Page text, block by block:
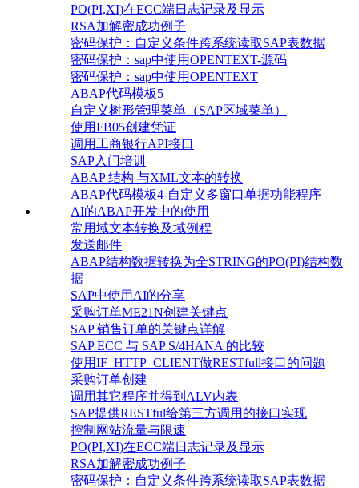
PO(PI,XI)在ECC端日志记录及显示
RSA加解密成功例子
密码保护：自定义条件跨系统读取SAP表数据
密码保护：sap中使用OPENTEXT-源码
密码保护：sap中使用OPENTEXT
ABAP代码模板5
自定义树形管理菜单（SAP区域菜单）
使用FB05创建凭证
调用工商银行API接口
SAP入门培训
ABAP 结构 与XML文本的转换
ABAP代码模板4-自定义多窗口单据功能程序
AI的ABAP开发中的使用
常用域文本转换及域例程
发送邮件
ABAP结构数据转换为全STRING的PO(PI)结构数
据
SAP中使用AI的分享
采购订单ME21N创建关键点
SAP 销售订单的关键点详解
SAP ECC 与 SAP S/4HANA 的比较
使用IF_HTTP_CLIENT做RESTfull接口的问题
采购订单创建
调用其它程序并得到ALV内表
SAP提供RESTful给第三方调用的接口实现
控制网站流量与限速
PO(PI,XI)在ECC端日志记录及显示
RSA加解密成功例子
密码保护：自定义条件跨系统读取SAP表数据